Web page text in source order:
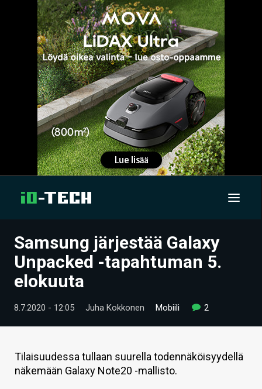
UUTISET
ARTIKKELIT
VIDEOT
TECHBBS
TIETOA
HINTA.FI
Samsung järjestää Galaxy
Unpacked -tapahtuman 5.
elokuuta
8.7.2020 - 12:05 Juha Kokkonen Mobiili 2
Tilaisuudessa tullaan suurella todennäköisyydellä
näkemään Galaxy Note20 -mallisto.